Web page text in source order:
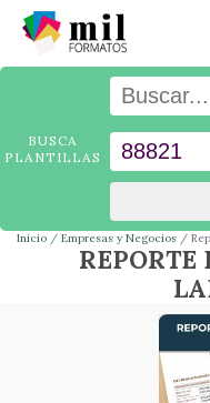
BUSCA
PLANTILLAS
Inicio Empresas y Negocios